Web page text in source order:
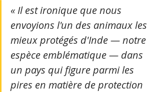
« Il est ironique que nous
envoyions l'un des animaux les
mieux protégés d'Inde — notre
espèce emblématique — dans
un pays qui figure parmi les
pires en matière de protection